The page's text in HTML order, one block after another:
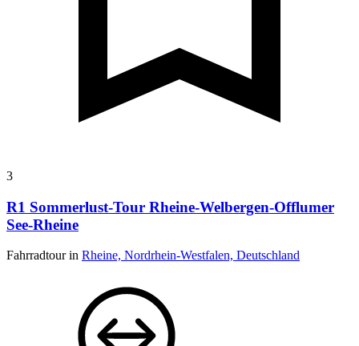
3
R1 Sommerlust-Tour Rheine-Welbergen-Offlumer
See-Rheine
Fahrradtour in Rheine, Nordrhein-Westfalen, Deutschland